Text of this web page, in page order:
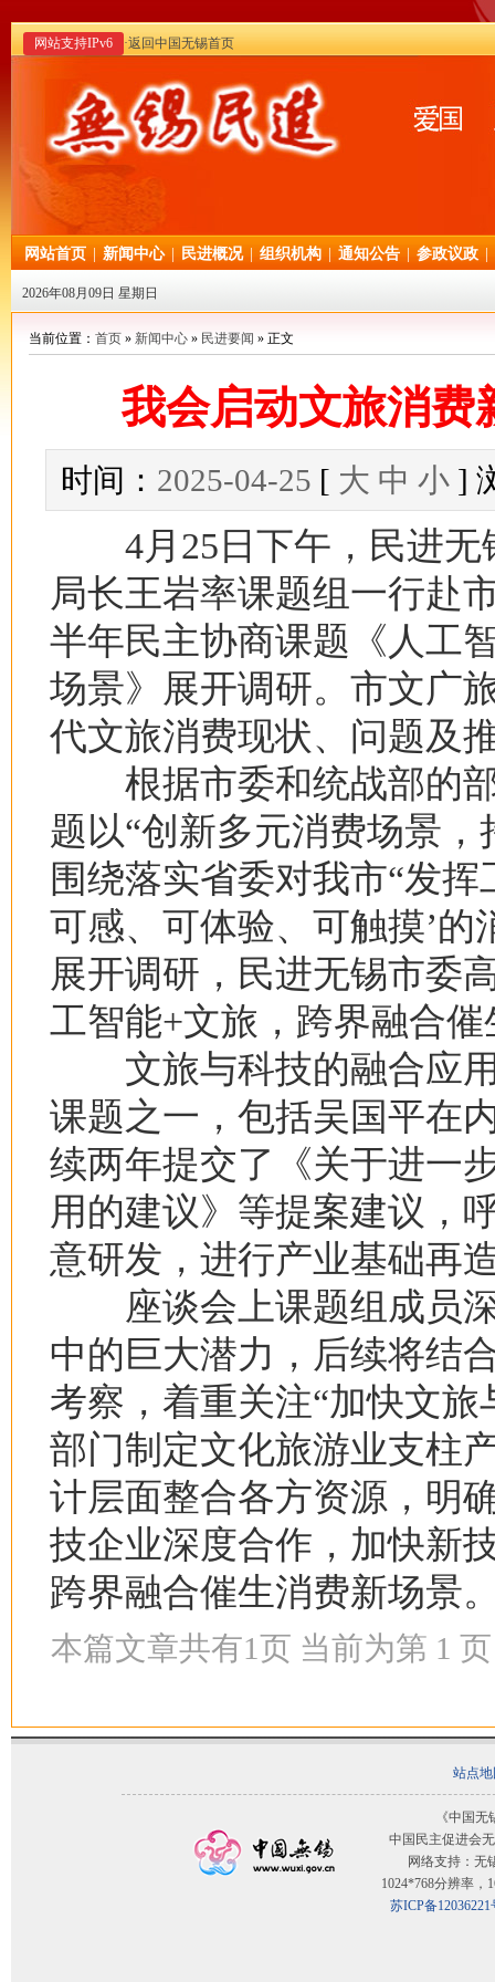
网站支持IPv6 ·返回中国无锡首页
网站首页 新闻中心 民进概况 组织机构 通知公告 参政议政
2026年08月09日 星期日
当前位置： 首页 » 新闻中心 » 民进要闻 » 正文
我会启动文旅消费
时间： 2025-04-25 [ 大 中 小 ]
4月25日下午，民进无
局长王岩率课题组一行赴
半年民主协商课题《人工
场景》展开调研。市文广
代文旅消费现状、问题及
根据市委和统战部的部
题以“创新多元消费场景
围绕落实省委对我市“发
可感、可体验、可触摸’
展开调研，民进无锡市委
工智能+文旅，跨界融合
文旅与科技的融合应用
课题之一，包括吴国平在
续两年提交了《关于进一
用的建议》等提案建议，
意研发，进行产业基础再
座谈会上课题组成员深
中的巨大潜力，后续将结
考察，着重关注“加快文
部门制定文化旅游业支柱
计层面整合各方资源，明
技企业深度合作，加快新
跨界融合催生消费新场景
本篇文章共有1页 当前为第 1 页
站点
《中国
中国民主促进会
网络支持：无
1024*768分辨率，
苏ICP备12036221